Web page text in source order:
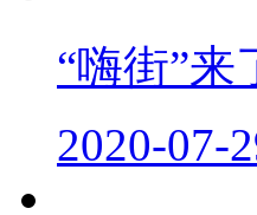
“嗨街”
2020-07-